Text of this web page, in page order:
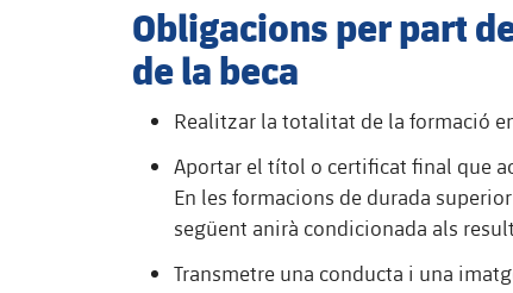
Obligacions per part
de la beca
Realitzar la totalitat de la formació
Aportar el títol o certificat final que
En les formacions de durada
següent anirà condicionada als
Transmetre una conducta i una